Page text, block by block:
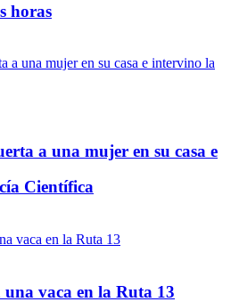
horas
a una mujer en su casa e
Científica
vaca en la Ruta 13